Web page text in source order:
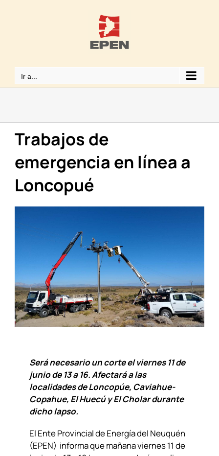
Ir a...
Trabajos de
emergencia en línea a
Loncopué
Será necesario un corte el viernes 11 de
junio de 13 a 16. Afectará a las
localidades de Loncopúe, Caviahue-
Copahue, El Huecú y El Cholar durante
dicho lapso.
El Ente Provincial de Energía del Neuquén
(EPEN) informa que mañana viernes 11 de